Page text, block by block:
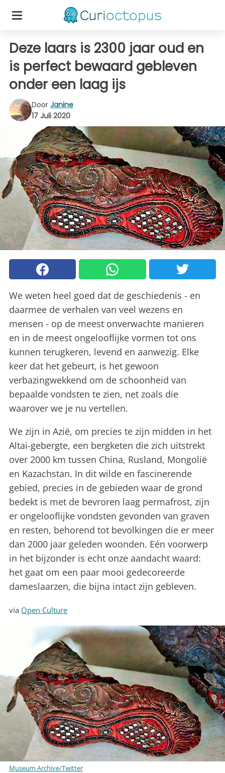
Deze laars is 2300 jaar oud en
is perfect bewaard gebleven
onder een laag ijs
Door Janine
17 Juli 2020
We weten heel goed dat de geschiedenis - en
daarmee de verhalen van veel wezens en
mensen - op de meest onverwachte manieren
en in de meest ongelooflijke vormen tot ons
kunnen terugkeren, levend en aanwezig. Elke
keer dat het gebeurt, is het gewoon
verbazingwekkend om de schoonheid van
bepaalde vondsten te zien, net zoals die
waarover we je nu vertellen.
We zijn in Azië, om precies te zijn midden in het
Altai-gebergte, een bergketen die zich uitstrekt
over 2000 km tussen China, Rusland, Mongolië
en Kazachstan. In dit wilde en fascinerende
gebied, precies in de gebieden waar de grond
bedekt is met de bevroren laag permafrost, zijn
er ongelooflijke vondsten gevonden van graven
en resten, behorend tot bevolkingen die er meer
dan 2000 jaar geleden woonden. Eén voorwerp
in het bijzonder is echt onze aandacht waard:
het gaat om een paar mooi gedecoreerde
dameslaarzen, die bijna intact zijn gebleven.
via Open Culture
Museum Archive/Twitter